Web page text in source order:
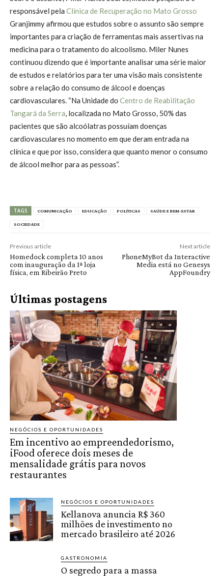
responsável pela Clínica de Recuperação no Mato Grosso
Granjimmy afirmou que estudos sobre o assunto são sempre
importantes para criação de ferramentas mais assertivas na
medicina para o tratamento do alcoolismo. Miler Nunes
continuou dizendo que é importante analisar uma série maior
de estudos e relatórios para ter uma visão mais consistente
sobre a relação do consumo de álcool e doenças
cardiovasculares. “Na Unidade do Centro de Reabilitação
Tangará da Serra , localizada no Mato Grosso, 50% das
pacientes que são alcoólatras possuíam doenças
cardiovasculares no momento em que deram entrada na
clínica e que por isso, considera que quanto menor o consumo
de álcool melhor para as pessoas”.
TAGS COMUNICAÇÃO EDUCAÇÃO POLÍTICAS SAÚDE E BEM-ESTAR
SOCIEDADE
Previous article
Homedock completa 10 anos
com inauguração da 1ª loja
física, em Ribeirão Preto
Next article
PhoneMyBot da Interactive
Media está no Genesys
AppFoundry
Últimas postagens
NEGÓCIOS E OPORTUNIDADES
Em incentivo ao empreendedorismo,
iFood oferece dois meses de
mensalidade grátis para novos
restaurantes
NEGÓCIOS E OPORTUNIDADES
Kellanova anuncia R$ 360
milhões de investimento no
mercado brasileiro até 2026
GASTRONOMIA
O segredo para a massa